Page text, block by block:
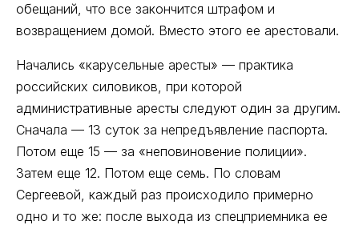
обещаний, что все закончится штрафом и
возвращением домой. Вместо этого ее арестовали.
Начались «карусельные аресты» — практика
российских силовиков, при которой
административные аресты следуют один за другим.
Сначала — 13 суток за непредъявление паспорта.
Потом еще 15 — за «неповиновение полиции».
Затем еще 12. Потом еще семь. По словам
Сергеевой, каждый раз происходило примерно
одно и то же: после выхода из спецприемника ее